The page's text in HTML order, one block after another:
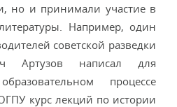
но и принимали участие в
Например, один
советской разведки
Артузов написал для
процессе
курс лекций по истории